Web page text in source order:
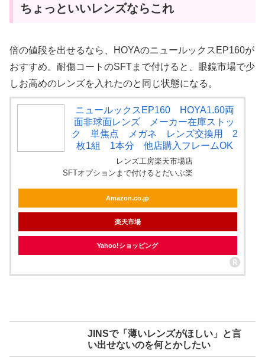
ちょっといいレンズならこれ
倍の値段を出せるなら、HOYAのニュールックスEP160が
おすすめ。耐傷コートのSFTまで付けると、眼鏡市場で少
しお高めのレンズを入れたのと同じ状態になる。
ニュールックスEP160 HOYA1.60両
面非球面レンズ メーカー在庫ストッ
ク 単焦点 メガネ レンズ交換用 2
枚1組 1本分 他店購入フレームOK
レンズ工房楽天市場店
SFTオプションまで付けるとだいぶ楽
Amazon.co.jp
楽天市場
Yahoo!ショッピング
JINSで「薄いレンズがほしい」と言
い出せないのを何とかしたい